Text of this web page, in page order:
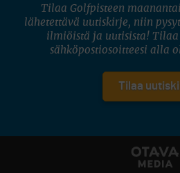
Tilaa Golfpisteen
lähetettävä uutiskirje, niin
ilmiöistä ja uutisista!
sähköpostiosoitteesi alla
Tilaa